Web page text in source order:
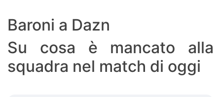
Baroni a Dazn
Su cosa è mancato alla
squadra nel match di oggi